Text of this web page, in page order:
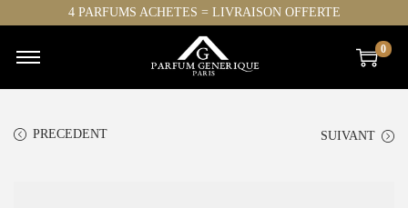
4 PARFUMS ACHETES = LIVRAISON OFFERTE
0
PRECEDENT SUIVANT